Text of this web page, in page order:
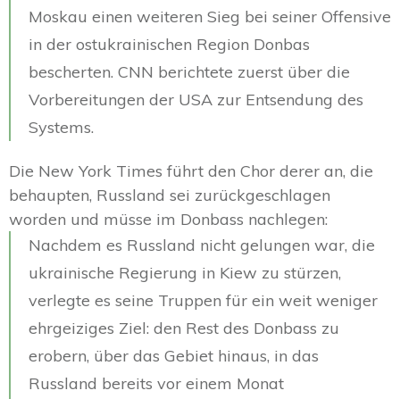
Moskau einen weiteren Sieg bei seiner Offensive
in der ostukrainischen Region Donbas
bescherten. CNN berichtete zuerst über die
Vorbereitungen der USA zur Entsendung des
Systems.
Die New York Times führt den Chor derer an, die
behaupten, Russland sei zurückgeschlagen
worden und müsse im Donbass nachlegen:
Nachdem es Russland nicht gelungen war, die
ukrainische Regierung in Kiew zu stürzen,
verlegte es seine Truppen für ein weit weniger
ehrgeiziges Ziel: den Rest des Donbass zu
erobern, über das Gebiet hinaus, in das
Russland bereits vor einem Monat